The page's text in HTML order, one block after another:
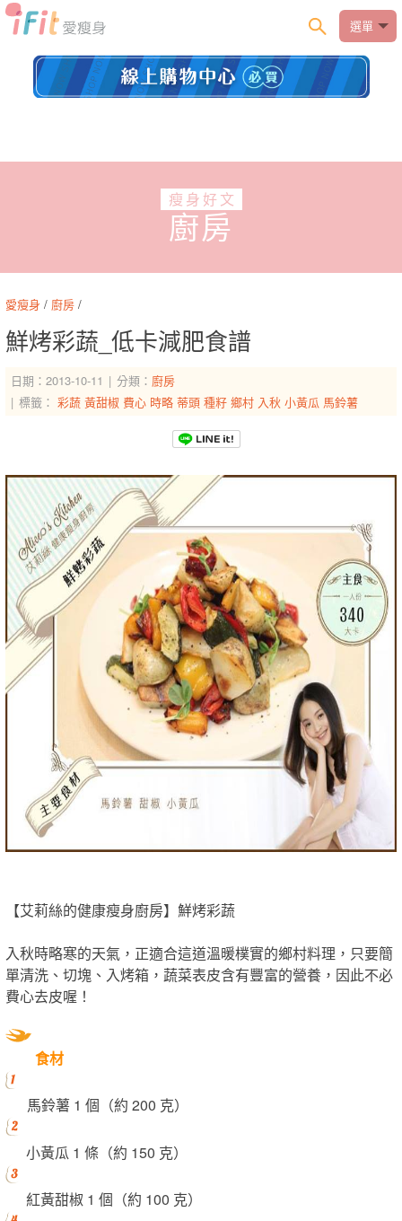
選單
瘦身好文
廚房
愛瘦身 / 廚房 /
鮮烤彩蔬_低卡減肥食譜
日期：2013-10-11 分類： 廚房
標籤： 彩蔬 黃甜椒 費心 時略 蒂頭 種籽 鄉村 入秋 小黃瓜 馬鈴薯
【艾莉絲的健康瘦身廚房】鮮烤彩蔬
入秋時略寒的天氣，正適合這道溫暖樸實的鄉村料理，只要簡
單清洗、切塊、入烤箱，蔬菜表皮含有豐富的營養，因此不必
費心去皮喔！
食材
馬鈴薯 1 個（約 200 克）
小黃瓜 1 條（約 150 克）
紅黃甜椒 1 個（約 100 克）